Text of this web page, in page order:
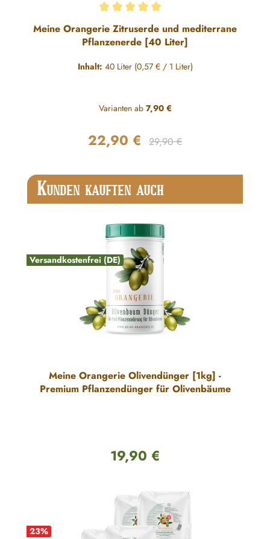
Durchschnittliche Bewertung von 5 von 5 Sternen
Meine Orangerie Zitruserde und mediterrane
Pflanzenerde [40 Liter]
Inhalt: 40 Liter (0,57 € / 1 Liter)
Varianten ab7,90 €
Verkaufspreis:
22,90 € Regulärer Preis:
29,90 €
Produktgalerie überspringen
KUNDEN KAUFTEN AUCH
Versandkostenfrei (DE)
Meine Orangerie Olivendünger [1kg] -
Premium Pflanzendünger für Olivenbäume
Regulärer Preis:
19,90 €
23%